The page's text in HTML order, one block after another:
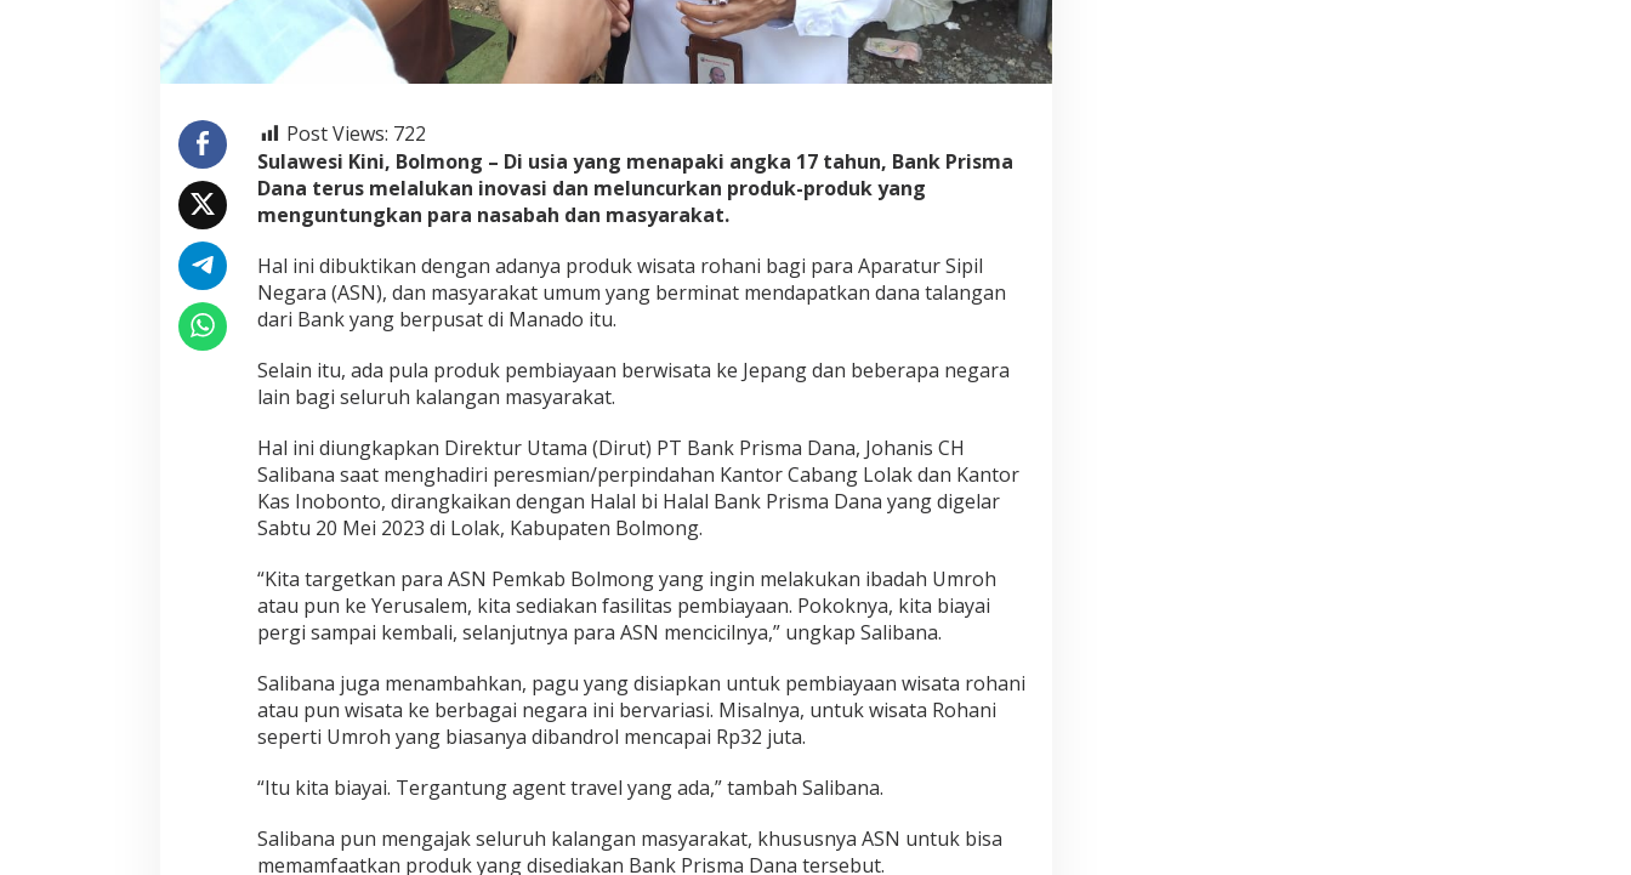
d
P
u
s
a
h
y
a
n
n
n
U
m
r
o
d
a
n
B
r
l
b
r
Post Views: 722
Sulawesi Kini, Bolmong – Di usia yang menapaki angka 17 tahun, Bank Prisma
Dana terus melalukan inovasi dan meluncurkan produk-produk yang
menguntungkan para nasabah dan masyarakat.
Hal ini dibuktikan dengan adanya produk wisata rohani bagi para Aparatur Sipil
Negara (ASN), dan masyarakat umum yang berminat mendapatkan dana talangan
dari Bank yang berpusat di Manado itu.
Selain itu, ada pula produk pembiayaan berwisata ke Jepang dan beberapa negara
lain bagi seluruh kalangan masyarakat.
Hal ini diungkapkan Direktur Utama (Dirut) PT Bank Prisma Dana, Johanis CH
Salibana saat menghadiri peresmian/perpindahan Kantor Cabang Lolak dan Kantor
Kas Inobonto, dirangkaikan dengan Halal bi Halal Bank Prisma Dana yang digelar
Sabtu 20 Mei 2023 di Lolak, Kabupaten Bolmong.
“Kita targetkan para ASN Pemkab Bolmong yang ingin melakukan ibadah Umroh
atau pun ke Yerusalem, kita sediakan fasilitas pembiayaan. Pokoknya, kita biayai
pergi sampai kembali, selanjutnya para ASN mencicilnya,” ungkap Salibana.
Salibana juga menambahkan, pagu yang disiapkan untuk pembiayaan wisata rohani
atau pun wisata ke berbagai negara ini bervariasi. Misalnya, untuk wisata Rohani
seperti Umroh yang biasanya dibandrol mencapai Rp32 juta.
“Itu kita biayai. Tergantung agent travel yang ada,” tambah Salibana.
Salibana pun mengajak seluruh kalangan masyarakat, khususnya ASN untuk bisa
memamfaatkan produk yang disediakan Bank Prisma Dana tersebut.